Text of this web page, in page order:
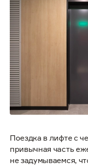
Поездка в лифте с
привычная часть
не задумываемся,